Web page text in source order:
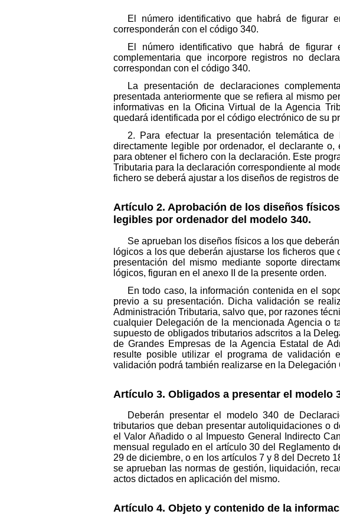
El número identificativo que habrá de figurar
corresponderán con el código 340.
El número identificativo que habrá de
complementaria que incorpore registros no
correspondan con el código 340.
La presentación de declaraciones
presentada anteriormente que se refiera al mismo
informativas en la Oficina Virtual de la Agencia
quedará identificada por el código electrónico de su
2. Para efectuar la presentación telemática
directamente legible por ordenador, el declarante
para obtener el fichero con la declaración. Este
Tributaria para la declaración correspondiente al
fichero se deberá ajustar a los diseños de registros
Artículo 2. Aprobación de los diseños
legibles por ordenador del modelo 340.
Se aprueban los diseños físicos a los que
lógicos a los que deberán ajustarse los ficheros
presentación del mismo mediante soporte
lógicos, figuran en el anexo II de la presente orden.
En todo caso, la información contenida en el
previo a su presentación. Dicha validación se
Administración Tributaria, salvo que, por razones
cualquier Delegación de la mencionada Agencia o
supuesto de obligados tributarios adscritos a la
de Grandes Empresas de la Agencia Estatal de
resulte posible utilizar el programa de validación
validación podrá también realizarse en la
Artículo 3. Obligados a presentar el modelo
Deberán presentar el modelo 340 de
tributarios que deban presentar autoliquidaciones o
el Valor Añadido o al Impuesto General Indirecto
mensual regulado en el artículo 30 del Reglamento
29 de diciembre, o en los artículos 7 y 8 del Decreto
se aprueban las normas de gestión, liquidación,
actos dictados en aplicación del mismo.
Artículo 4. Objeto y contenido de la